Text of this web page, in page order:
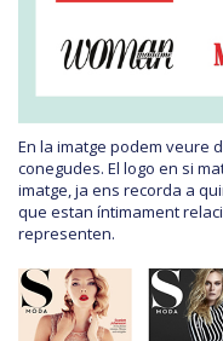
En la imatge podem veure
conegudes. El logo en si
imatge, ja ens recorda a
que estan íntimament
representen.